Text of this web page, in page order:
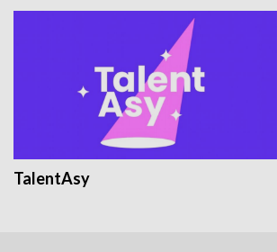
TalentAsy